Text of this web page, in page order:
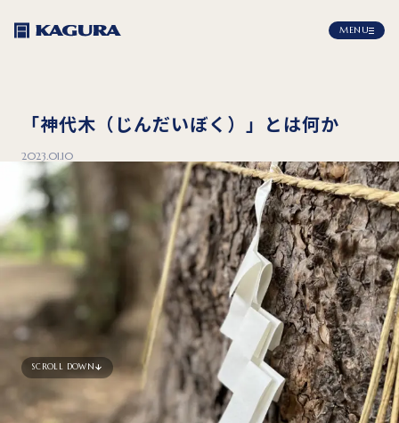
MENU
「神代木（じんだいぼく）」とは何か
2023.01.10
SCROLL DOWN